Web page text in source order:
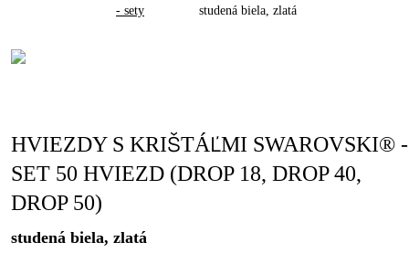
- sety
studená biela, zlatá
HVIEZDY S KRIŠTÁĽMI SWAROVSKI® -
SET 50 HVIEZD (DROP 18, DROP 40,
DROP 50)
studená biela, zlatá